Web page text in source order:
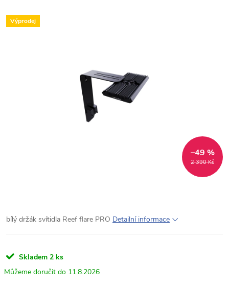
Výprodej
2 390 Kč
–49 %
bílý držák svítidla Reef flare PRO Detailní informace
Skladem 2 ks
11.8.2026